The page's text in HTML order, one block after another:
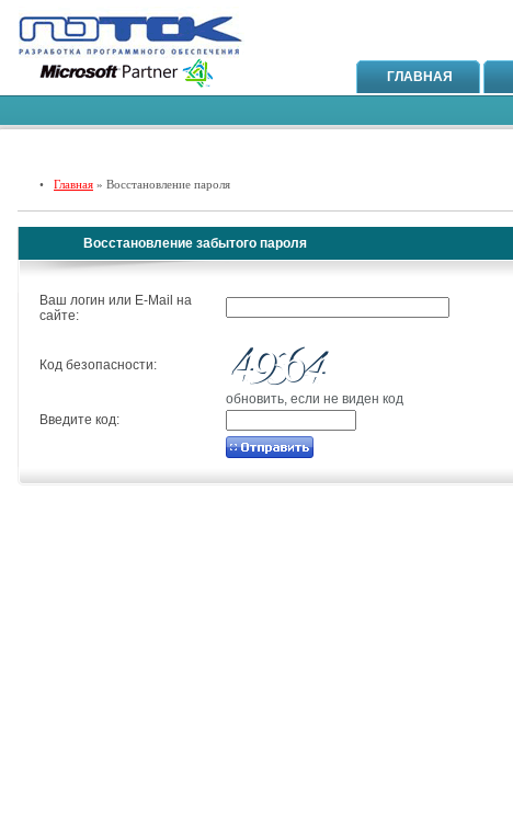
ГЛАВНАЯ
• Главная » Восстановление пароля
Восстановление забытого пароля
Ваш логин или E-Mail на
сайте:
Код безопасности:
обновить, если не виден код
Введите код: